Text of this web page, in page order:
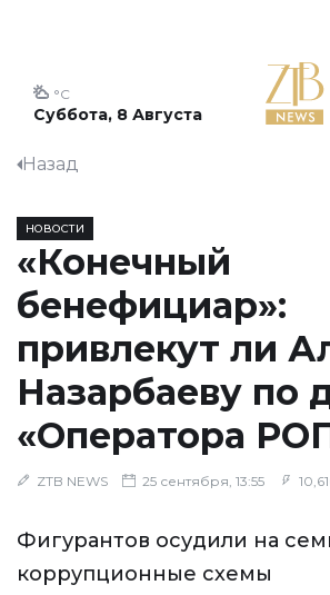
Суббота, 8 Августа
°C
Назад
НОВОСТИ
«Конечный
бенефициар»:
привлекут ли
Назарбаеву по
«Оператора
ZTB NEWS 25 сентября, 13:55
Фигурантов осудили на
коррупционные схемы